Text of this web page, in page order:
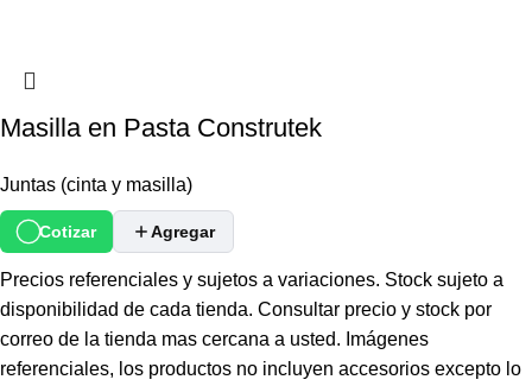
Masilla en Pasta Construtek
Juntas (cinta y masilla)
Cotizar Agregar
Precios referenciales y sujetos a variaciones. Stock sujeto a
disponibilidad de cada tienda. Consultar precio y stock por
correo de la tienda mas cercana a usted. Imágenes
referenciales, los productos no incluyen accesorios excepto lo